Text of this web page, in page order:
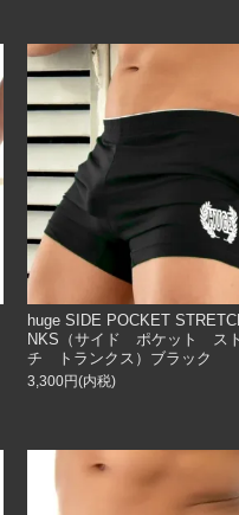
huge SIDE POCKET
NKS（サイド ポケット ス
チ トランクス）ブラック
3,300円(内税)